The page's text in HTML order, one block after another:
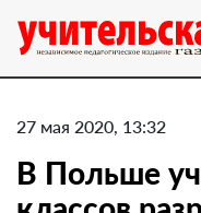
27 мая 2020, 13:32
​В Польше